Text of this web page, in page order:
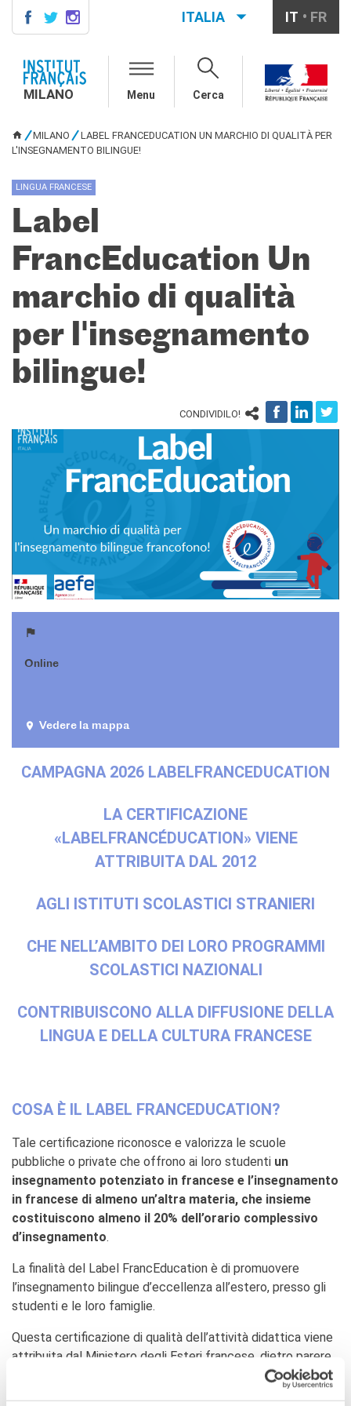
CONTATTI
CORSI DI FRANCESE
Corsi quadrimestrali e annuali
Corsi individuali
Ateliers tematici
Corsi di preparazione
DELF/DALF
Corsi per le scuole
Corsi aziendali
Informazioni utili: Calendario
DIPLOMI & TEST
Diplomi DELF DALF
Test di lingua TCF
MEDIATECA
Catalogo
CINEMA
Studiare in Francia
Affittare i nostri spazi
Contatti
IF Italia
L'équipe
La Carte Institut français
Milano
Lavora con noi
CERCA
ITALIA IT FR
MILANO Menu Cerca
TU SEI QUI
MILANO
LABEL FRANCEDUCATION UN MARCHIO DI QUALITÀ PER
L'INSEGNAMENTO BILINGUE!
LINGUA FRANCESE
Label
FrancEducation Un
marchio di qualità
per l'insegnamento
bilingue!
CONDIVIDILO!
Online
Vedere la mappa
CAMPAGNA 2026 LABELFRANCEDUCATION
LA CERTIFICAZIONE
«LABELFRANCÉDUCATION» VIENE
ATTRIBUITA DAL 2012
AGLI ISTITUTI SCOLASTICI STRANIERI
CHE NELL’AMBITO DEI LORO PROGRAMMI
SCOLASTICI NAZIONALI
CONTRIBUISCONO ALLA DIFFUSIONE DELLA
LINGUA E DELLA CULTURA FRANCESE
COSA È IL LABEL FRANCEDUCATION?
Tale certificazione riconosce e valorizza le scuole
pubbliche o private che offrono ai loro studenti un
insegnamento potenziato in francese e l’insegnamento
in francese di almeno un’altra materia, che insieme
costituiscono almeno il 20% dell’orario complessivo
d’insegnamento.
La finalità del Label FrancEducation è di promuovere
l’insegnamento bilingue d’eccellenza all’estero, presso gli
studenti e le loro famiglie.
Questa certificazione di qualità dell’attività didattica viene
attribuita dal Ministero degli Esteri francese, dietro parere
della commissione consultativa interministeriale, composta
da rappresentanti dei ministeri francesi degli Esteri e